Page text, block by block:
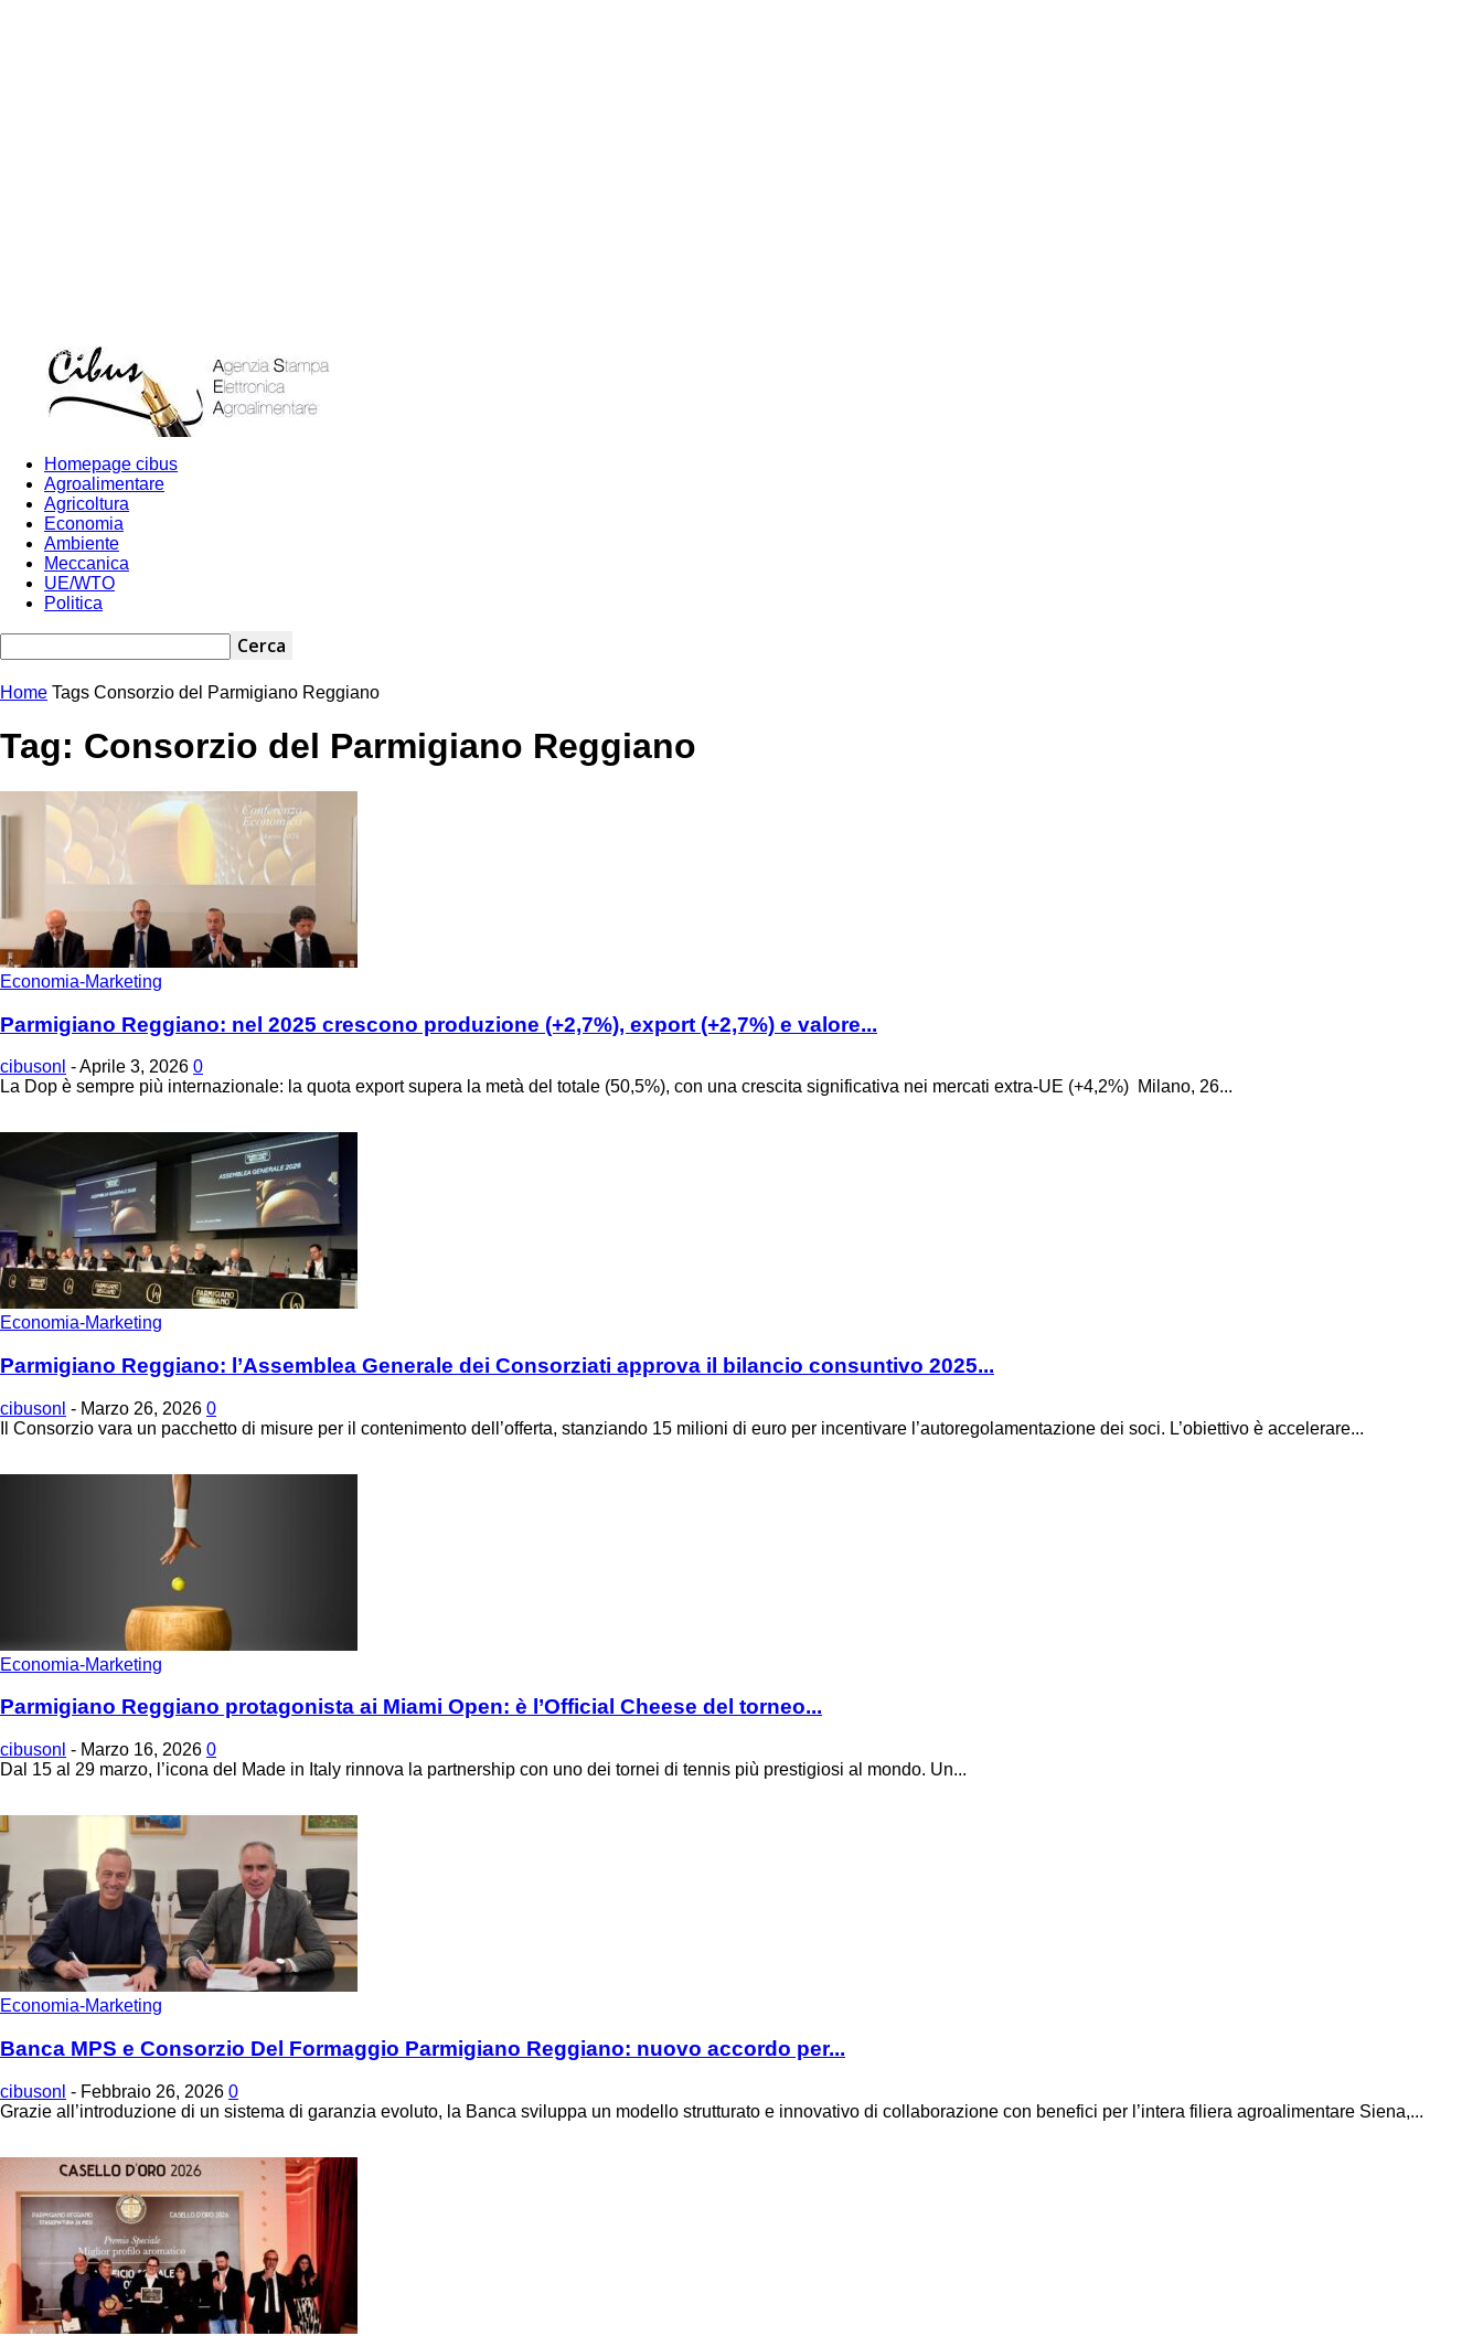
venerdì, Agosto 7, 2026
Homepage cibus
Agroalimentare
Agricoltura
Economia
Ambiente
Meccanica
UE/WTO
Politica
Home Tags Consorzio del Parmigiano Reggiano
Tag: Consorzio del Parmigiano Reggiano
Economia-Marketing
Parmigiano Reggiano: nel 2025 crescono produzione (+2,7%), export (+2,7%) e valore...
cibusonl -Aprile 3, 2026 0
La Dop è sempre più internazionale: la quota export supera la metà del totale (50,5%), con una crescita significativa nei mercati extra-UE (+4,2%) Milano, 26...
Economia-Marketing
Parmigiano Reggiano: l’Assemblea Generale dei Consorziati approva il bilancio consuntivo 2025...
cibusonl - Marzo 26, 2026 0
Il Consorzio vara un pacchetto di misure per il contenimento dell’offerta, stanziando 15 milioni di euro per incentivare l’autoregolamentazione dei soci. L’obiettivo è accelerare...
Economia-Marketing
Parmigiano Reggiano protagonista ai Miami Open: è l’Official Cheese del torneo...
cibusonl - Marzo 16, 2026 0
Dal 15 al 29 marzo, l’icona del Made in Italy rinnova la partnership con uno dei tornei di tennis più prestigiosi al mondo. Un...
Economia-Marketing
Banca MPS e Consorzio Del Formaggio Parmigiano Reggiano: nuovo accordo per...
cibusonl - Febbraio 26, 2026 0
Grazie all’introduzione di un sistema di garanzia evoluto, la Banca sviluppa un modello strutturato e innovativo di collaborazione con benefici per l’intera filiera agroalimentare Siena,...